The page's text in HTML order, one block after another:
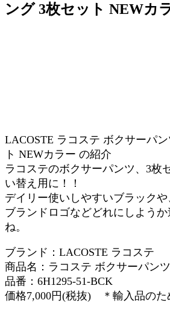
ング 3枚セット NEWカ
LACOSTE ラコステ ボクサーパ
ト NEWカラー の紹介
ラコステのボクサーパンツ、3枚
い替え用に！！
デイリー使いしやすいブラック
ブランドロゴなどどれにしよう
ね。
ブランド：LACOSTE ラコステ
商品名：ラコステ ボクサーパン
品番：6H1295-51-BCK
価格7,000円(税抜) ＊輸入品のた